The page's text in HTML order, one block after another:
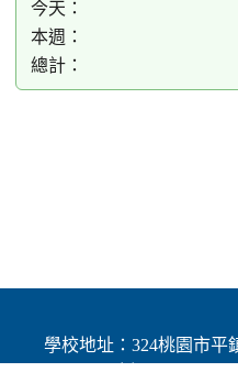
今天：
本週：
總計：
學校地址：324桃園市平